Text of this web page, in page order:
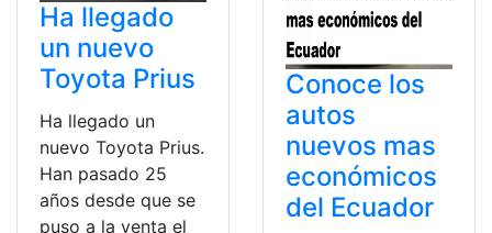
Ha llegado
un nuevo
Toyota Prius
Ha llegado un
nuevo Toyota Prius.
Han pasado 25
años desde que se
puso a la venta el
Conoce los
autos
nuevos mas
económicos
del Ecuador